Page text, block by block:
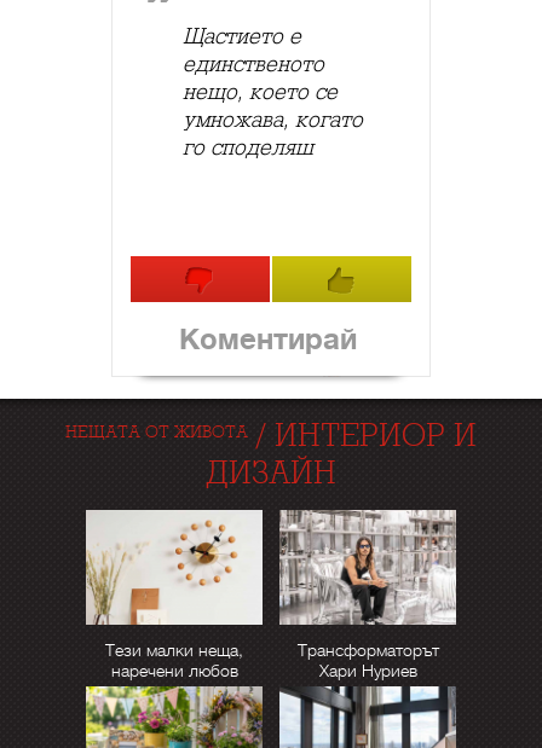
Щастието е
единственото
нещо, което се
умножава, когато
го споделяш
Коментирай
НЕЩАТА ОТ ЖИВОТА / ИНТЕРИОР И
ДИЗАЙН
Тези малки неща,
наречени любов
Трансформаторът
Хари Нуриев